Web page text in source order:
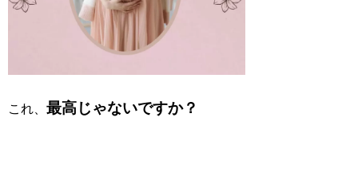
これ、 最高じゃないですか？